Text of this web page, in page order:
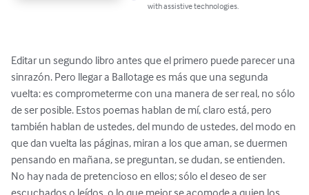
with assistive technologies.
Editar un segundo libro antes que el primero puede parecer una
sinrazón. Pero llegar a Ballotage es más que una segunda
vuelta: es comprometerme con una manera de ser real, no sólo
de ser posible. Estos poemas hablan de mí, claro está, pero
también hablan de ustedes, del mundo de ustedes, del modo en
que dan vuelta las páginas, miran a los que aman, se duermen
pensando en mañana, se preguntan, se dudan, se entienden.
No hay nada de pretencioso en ellos; sólo el deseo de ser